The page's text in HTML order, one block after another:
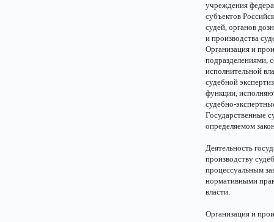
учреждения
субъектов
судей, органов
и производства
Организация и
подразделениями,
исполнительной
судебной
функции,
судебно-
Государственные
определяемом
Деятельность
производству
процессуальным
нормативными
власти.
Организация и